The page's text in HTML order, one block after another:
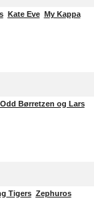
Kate Eve My Kappa
Odd Børretzen og Lars
Tigers Zephuros